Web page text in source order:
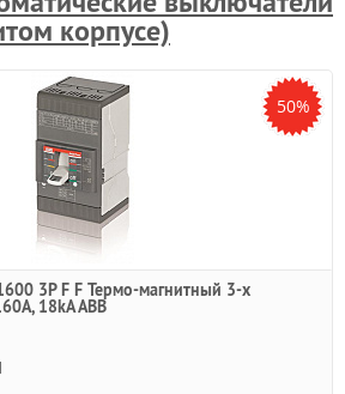
корпусе)
50%
3P F F Термо-магнитный 3-х
18kA ABB